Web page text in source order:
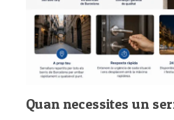
Quan necessites un